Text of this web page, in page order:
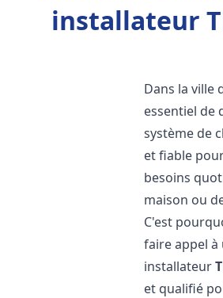
installateur
Dans la ville
essentiel de
système de
et fiable
besoins
maison ou
C'est
faire appel à
installateur
et qualifié